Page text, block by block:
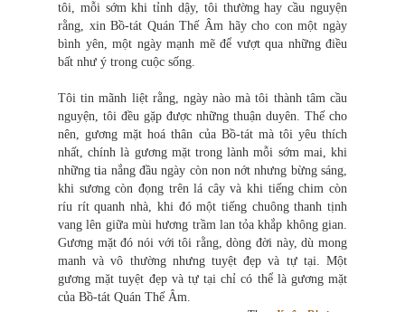
tôi, mỗi sớm khi tỉnh dậy, tôi thường hay cầu nguyện
rằng, xin Bồ-tát Quán Thế Âm hãy cho con một ngày
bình yên, một ngày mạnh mẽ để vượt qua những điều
bất như ý trong cuộc sống.
Tôi tin mãnh liệt rằng, ngày nào mà tôi thành tâm cầu
nguyện, tôi đều gặp được những thuận duyên. Thế cho
nên, gương mặt hoá thân của Bồ-tát mà tôi yêu thích
nhất, chính là gương mặt trong lành mỗi sớm mai, khi
những tia nắng đầu ngày còn non nớt nhưng bừng sáng,
khi sương còn đọng trên lá cây và khi tiếng chim còn
ríu rít quanh nhà, khi đó một tiếng chuông thanh tịnh
vang lên giữa mùi hương trầm lan tỏa khắp không gian.
Gương mặt đó nói với tôi rằng, dòng đời này, dù mong
manh và vô thường nhưng tuyệt đẹp và tự tại. Một
gương mặt tuyệt đẹp và tự tại chỉ có thể là gương mặt
của Bồ-tát Quán Thế Âm.